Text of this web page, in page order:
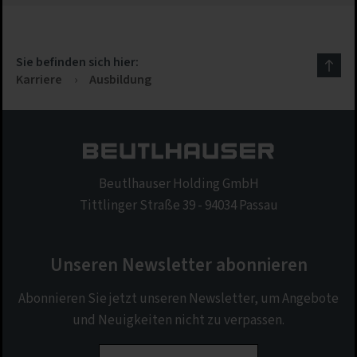
Sie befinden sich hier:
Karriere
› Ausbildung
Beutlhauser Holding GmbH
Tittlinger Straße 39 - 94034 Passau
Unseren Newsletter abonnieren
Abonnieren Sie jetzt unseren Newsletter, um Angebote
und Neuigkeiten nicht zu verpassen.